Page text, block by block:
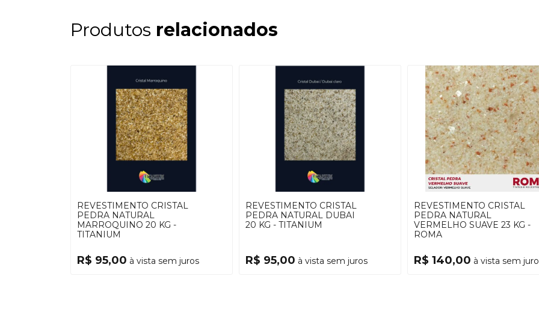
Produtos relacionados
REVESTIMENTO CRISTAL
PEDRA NATURAL
MARROQUINO 20 KG -
TITANIUM
R$ 95,00 à vista sem juros
REVESTIMENTO CRISTAL
PEDRA NATURAL DUBAI
20 KG - TITANIUM
R$ 95,00 à vista sem juros
REVESTIMENTO CRISTAL
PEDRA NATURAL
VERMELHO SUAVE 23 KG -
ROMA
R$ 140,00 à vista sem